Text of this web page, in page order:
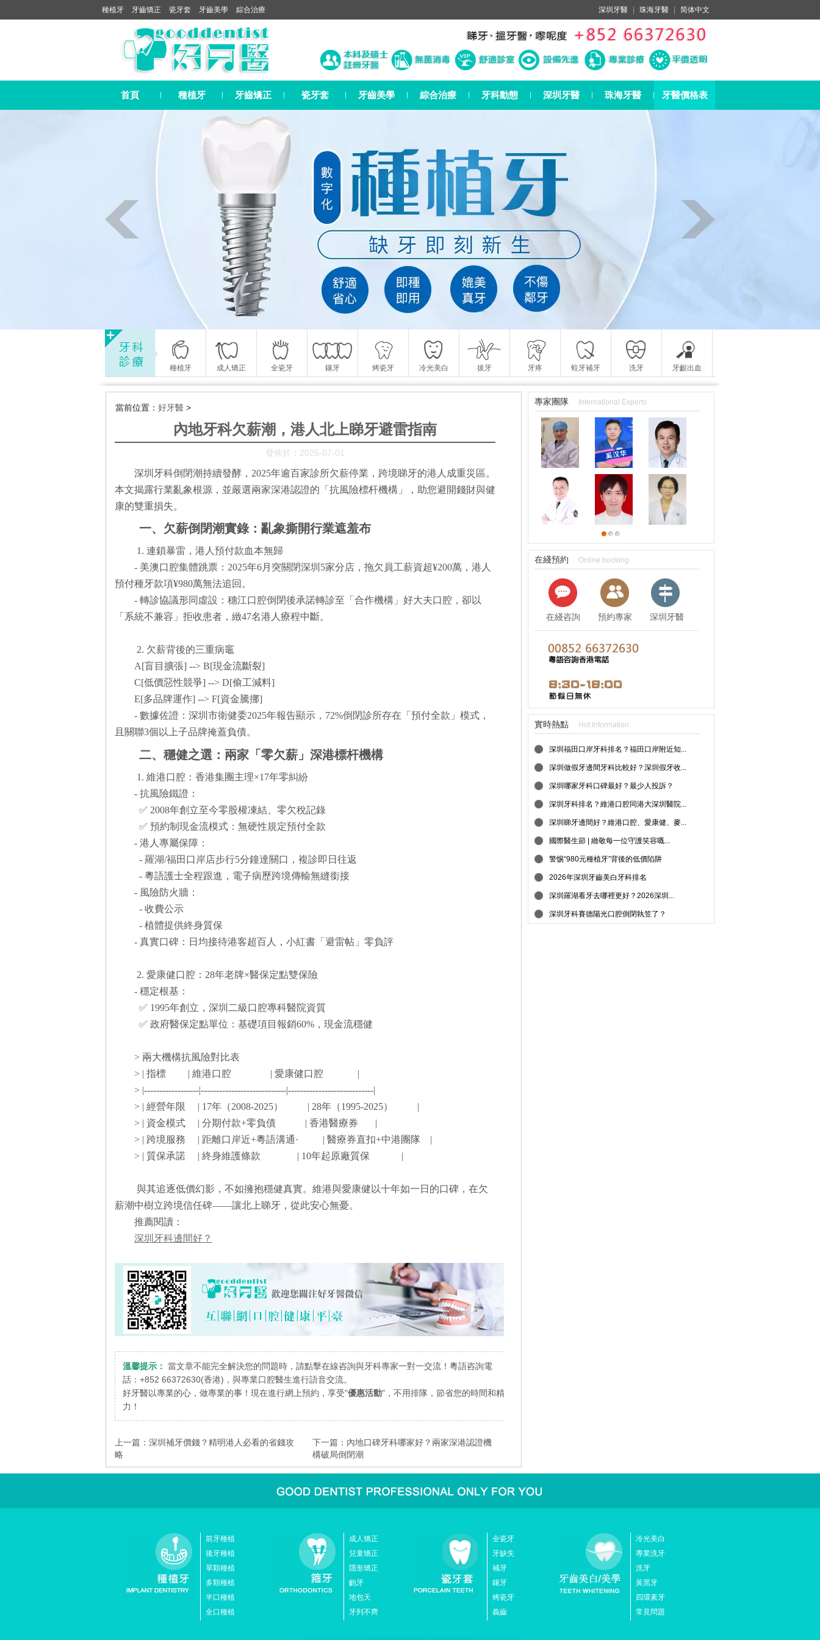
種植牙 牙齒矯正 瓷牙套 牙齒美學 綜合治療 深圳牙醫 珠海牙醫 简体中文
首頁 種植牙 牙齒矯正 瓷牙套 牙齒美學 綜合治療 牙科動態 深圳牙醫 珠海牙醫 牙醫價格表
種植牙 成人矯正 全瓷牙 鑲牙 烤瓷牙 冷光美白 拔牙 牙疼 蛀牙補牙 洗牙 牙齦出血
當前位置： 好牙醫 >
內地牙科欠薪潮，港人北上睇牙避雷指南
發佈於：2025-07-01
深圳牙科倒閉潮持續發酵，2025年逾百家診所欠薪停業，跨境睇牙的港人成重災區。
本文揭露行業亂象根源，並嚴選兩家深港認證的「抗風險標杆機構」，助您避開錢財與健
康的雙重損失。
一、欠薪倒閉潮實錄：亂象撕開行業遮羞布
1. 連鎖暴雷，港人預付款血本無歸
- 美澳口腔集體跳票：2025年6月突關閉深圳5家分店，拖欠員工薪資超¥200萬，港人
預付種牙款項¥980萬無法追回。
- 轉診協議形同虛設：穗江口腔倒閉後承諾轉診至「合作機構」好大夫口腔，卻以
「系統不兼容」拒收患者，緻47名港人療程中斷。
2. 欠薪背後的三重病竈
A[盲目擴張] --> B[現金流斷裂]
C[低價惡性競爭] --> D[偷工減料]
E[多品牌運作] --> F[資金騰挪]
- 數據佐證：深圳市衛健委2025年報告顯示，72%倒閉診所存在「預付全款」模式，
且關聯3個以上子品牌掩蓋負債。
二、穩健之選：兩家「零欠薪」深港標杆機構
1. 維港口腔：香港集團主理×17年零糾紛
- 抗風險鐵證：
✅ 2008年創立至今零股權凍結、零欠稅記錄
✅ 預約制現金流模式：無硬性規定預付全款
- 港人專屬保障：
- 羅湖/福田口岸店步行5分鐘達關口，複診即日往返
- 粵語護士全程跟進，電子病歷跨境傳輸無縫銜接
- 風險防火牆：
- 收費公示
- 植體提供終身質保
- 真實口碑：日均接待港客超百人，小紅書「避雷帖」零負評
2. 愛康健口腔：28年老牌×醫保定點雙保險
- 穩定根基：
✅ 1995年創立，深圳二級口腔專科醫院資質
✅ 政府醫保定點單位：基礎項目報銷60%，現金流穩健
> 兩大機構抗風險對比表
> | 指標 | 維港口腔 | 愛康健口腔 |
> |------------------|----------------------------|----------------------------|
> | 經營年限 | 17年（2008-2025） | 28年（1995-2025） |
> | 資金模式 | 分期付款+零負債 | 香港醫療券 |
> | 跨境服務 | 距離口岸近+粵語溝通· | 醫療券直扣+中港團隊 |
> | 質保承諾 | 終身維護條款 | 10年起原廠質保 |
與其追逐低價幻影，不如擁抱穩健真實。維港與愛康健以十年如一日的口碑，在欠
薪潮中樹立跨境信任碑——讓北上睇牙，從此安心無憂。
推薦閱讀：
深圳牙科邊間好？
溫馨提示： 當文章不能完全解決您的問題時，請點擊在線咨詢與牙科專家一對一交流！粵語咨詢電
話：+852 66372630(香港)，與專業口腔醫生進行語音交流。
好牙醫以專業的心，做專業的事！現在進行網上預約，享受"優惠活動"，不用排隊，節省您的時間和精
力！
上一篇： 深圳補牙價錢？精明港人必看的省錢攻
略
下一篇： 內地口碑牙科哪家好？兩家深港認證機
構破局倒閉潮
專家團隊 International Experts
在綫預約 Online booking
在綫咨詢 預約專家
深圳牙醫
實時熱點 Hot Information
深圳福田口岸牙科排名？福田口岸附近知...
深圳做假牙邊間牙科比較好？深圳假牙收...
深圳哪家牙科口碑最好？最少人投訴？
深圳牙科排名？維港口腔同港大深圳醫院...
深圳睇牙邊間好？維港口腔、愛康健、麥...
國際醫生節 | 緻敬每一位守護笑容嘅...
警惕“980元種植牙”背後的低價陷阱
2026年深圳牙齒美白牙科排名
深圳羅湖看牙去哪裡更好？2026深圳...
深圳牙科賽德陽光口腔倒閉執笠了？
前牙種植
後牙種植
單顆種植
多顆種植
半口種植
全口種植
成人矯正
兒童矯正
隱形矯正
齙牙
地包天
牙列不齊
全瓷牙
牙缺失
補牙
鑲牙
烤瓷牙
義齒
冷光美白
專業洗牙
洗牙
黃黑牙
四環素牙
常見問題